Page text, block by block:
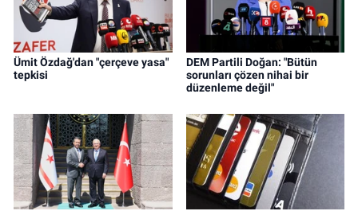
Ümit Özdağ'dan "çerçeve yasa"
tepkisi
DEM Partili Doğan: "Bütün
sorunları çözen nihai bir
düzenleme değil"